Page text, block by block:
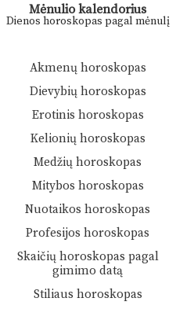
Mėnulio kalendorius
Dienos horoskopas pagal mėnulį
Akmenų horoskopas
Dievybių horoskopas
Erotinis horoskopas
Kelionių horoskopas
Medžių horoskopas
Mitybos horoskopas
Nuotaikos horoskopas
Profesijos horoskopas
Skaičių horoskopas pagal
gimimo datą
Stiliaus horoskopas